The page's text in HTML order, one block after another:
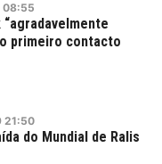
08:55
primeiro contacto
21:50
do Mundial de Ralis